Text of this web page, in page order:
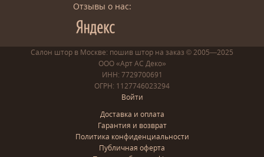
Отзывы о нас:
Салон штор в Москве: пошив штор на заказ © 2005—2025
ООО «Арт АС Деко»
ИНН: 7729700691
ОГРН: 1127746023294
Войти
Доставка и оплата
Гарантия и возврат
Политика конфиденциальности
Публичная оферта